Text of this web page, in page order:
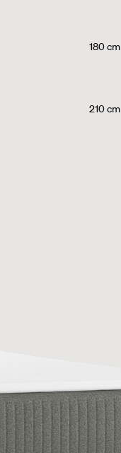
180 cm
210 cm